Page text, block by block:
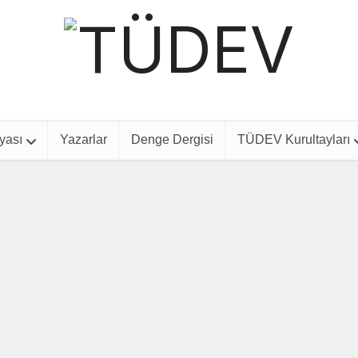
Yazarlar Denge Dergisi TÜDEV Kurultayları